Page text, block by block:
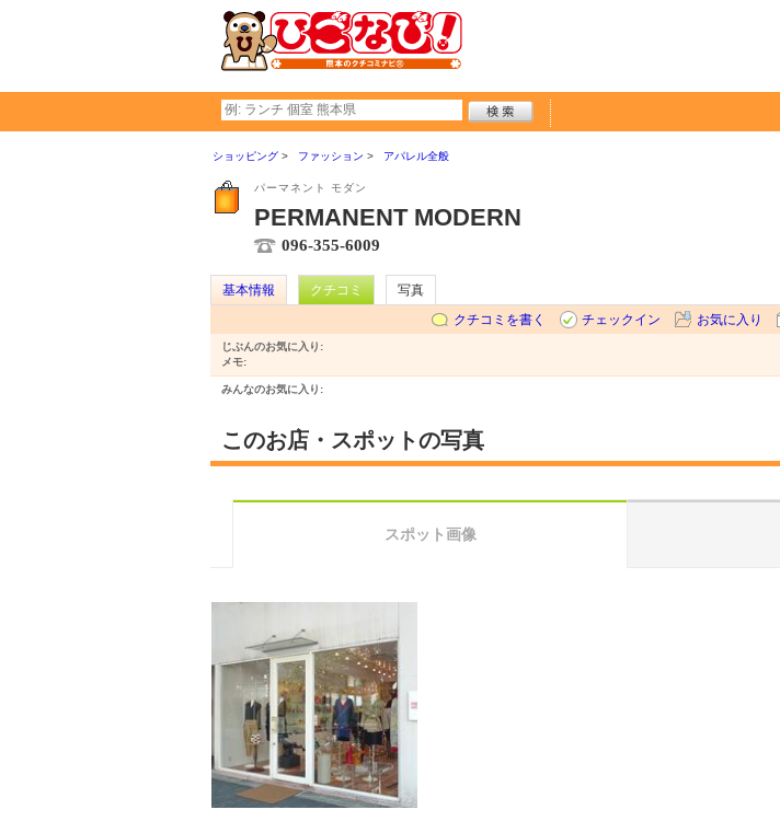
ショッピング ファッション アパレル全般
パーマネント モダン
PERMANENT MODERN
096-355-6009
基本情報 クチコミ
写真
クチコミを書く
チェックイン お気に入り
じぶんのお気に入り:
メモ:
みんなのお気に入り:
このお店・スポットの写真
スポット画像